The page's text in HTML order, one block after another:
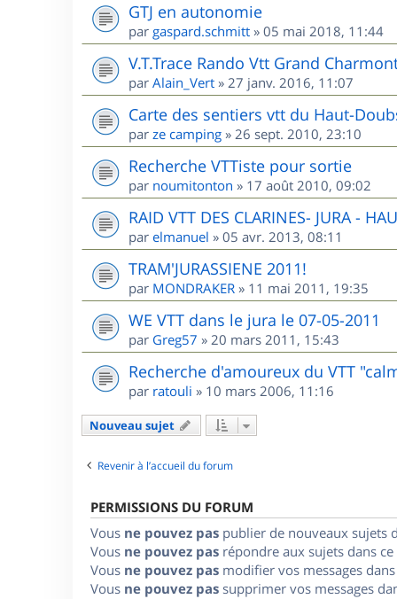
GTJ en autonomie
par gaspard.schmitt » 05 mai 2018, 11:44
V.T.Trace Rando Vtt Grand
par Alain_Vert » 27 janv. 2016, 11:07
Carte des sentiers vtt du Haut-
par ze camping » 26 sept. 2010, 23:10
Recherche VTTiste pour sortie
par noumitonton » 17 août 2010, 09:02
RAID VTT DES CLARINES- JURA -
par elmanuel » 05 avr. 2013, 08:11
TRAM'JURASSIENE 2011!
par MONDRAKER » 11 mai 2011, 19:35
WE VTT dans le jura le 07-05-2011
par Greg57 » 20 mars 2011, 15:43
Recherche d'amoureux du VTT
par ratouli » 10 mars 2006, 11:16
Nouveau sujet
Revenir à l’accueil du forum
PERMISSIONS DU FORUM
Vous ne pouvez pas publier de nouveaux sujets
Vous ne pouvez pas répondre aux sujets dans
Vous ne pouvez pas modifier vos messages
Vous ne pouvez pas supprimer vos messages